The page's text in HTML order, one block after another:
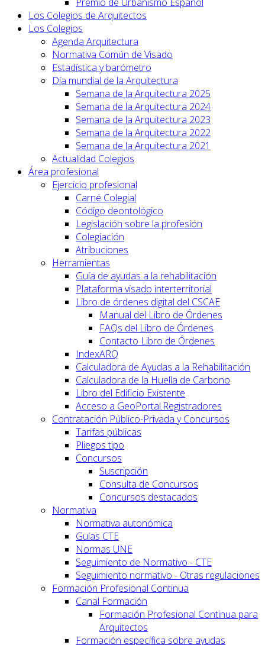
Los Colegios de Arquitectos
Los Colegios
Agenda Arquitectura
Normativa Común de Visado
Estadística y barómetro
Día mundial de la Arquitectura
Semana de la Arquitectura 2025
Semana de la Arquitectura 2024
Semana de la Arquitectura 2023
Semana de la Arquitectura 2022
Semana de la Arquitectura 2021
Actualidad Colegios
Área profesional
Ejercicio profesional
Carné Colegial
Código deontológico
Legislación sobre la profesión
Colegiación
Atribuciones
Herramientas
Guía de ayudas a la rehabilitación
Plataforma visado interterritorial
Libro de órdenes digital del CSCAE
Manual del Libro de Órdenes
FAQs del Libro de Órdenes
Contacto Libro de Órdenes
IndexARQ
Calculadora de Ayudas a la Rehabilitación
Calculadora de la Huella de Carbono
Libro del Edificio Existente
Acceso a GeoPortal.Registradores
Contratación Público-Privada y Concursos
Tarifas públicas
Pliegos tipo
Concursos
Suscripción
Consulta de Concursos
Concursos destacados
Normativa
Normativa autonómica
Guías CTE
Normas UNE
Seguimiento de Normativo - CTE
Seguimiento normativo - Otras regulaciones
Formación Profesional Continua
Canal Formación
Formación Profesional Continua para
Arquitectos
Formación específica sobre ayudas